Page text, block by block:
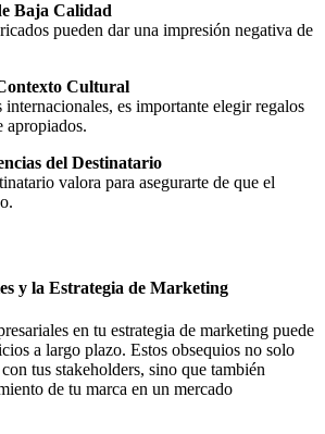
Baja Calidad
pueden dar una impresión negativa de
Cultural
internacionales, es importante elegir regalos
apropiados.
del Destinatario
valora para asegurarte de que el
y la Estrategia de Marketing
en tu estrategia de marketing puede
a largo plazo. Estos obsequios no solo
tus stakeholders, sino que también
de tu marca en un mercado